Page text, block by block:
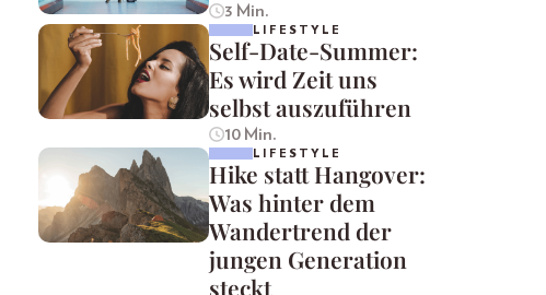
3 Min.
LIFESTYLE
Self-Date-Summer:
Es wird Zeit uns
selbst auszuführen
10 Min.
LIFESTYLE
Hike statt Hangover:
Was hinter dem
Wandertrend der
jungen Generation
steckt